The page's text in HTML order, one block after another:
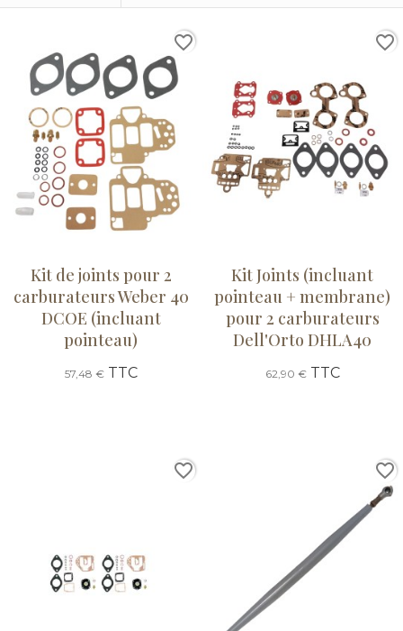
Kit de joints pour 2
carburateurs Weber 40
DCOE (incluant
pointeau)
57,48 €TTC
favorite_border
Kit Joints (incluant
pointeau + membrane)
pour 2 carburateurs
Dell'Orto DHLA40
62,90 €TTC
favorite_border
favorite_border favorite_border